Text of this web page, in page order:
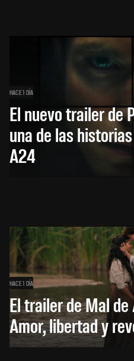
HACE 1 DÍA
El nuevo trailer de
una de las
A24
HACE 1 DÍA
El trailer de Mal
Amor, libertad y